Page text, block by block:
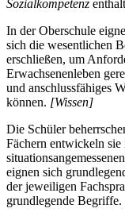
Sozialkompetenz
In der Oberschule
sich die wesentlichen
erschließen, um
Erwachsenenleben
und anschlussfähiges
können. [Wissen]
Die Schüler
Fächern entwickeln
eignen sich
der jeweiligen
grundlegende Begriffe.